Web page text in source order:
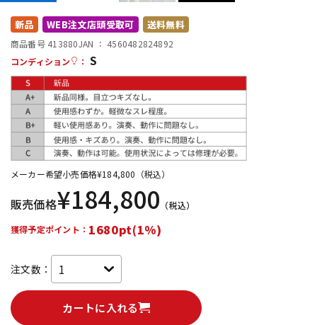
配信/ライブ機器
新品 WEB注文店頭受取可 送料無料
商品番号 413880JAN ： 4560482824892
コンディション
： S
メーカー希望小売価格¥184,800 （税込）
販売価格¥184,800 （税込）
獲得予定ポイント： 1680pt(1%)
注文数：
カートに入れる